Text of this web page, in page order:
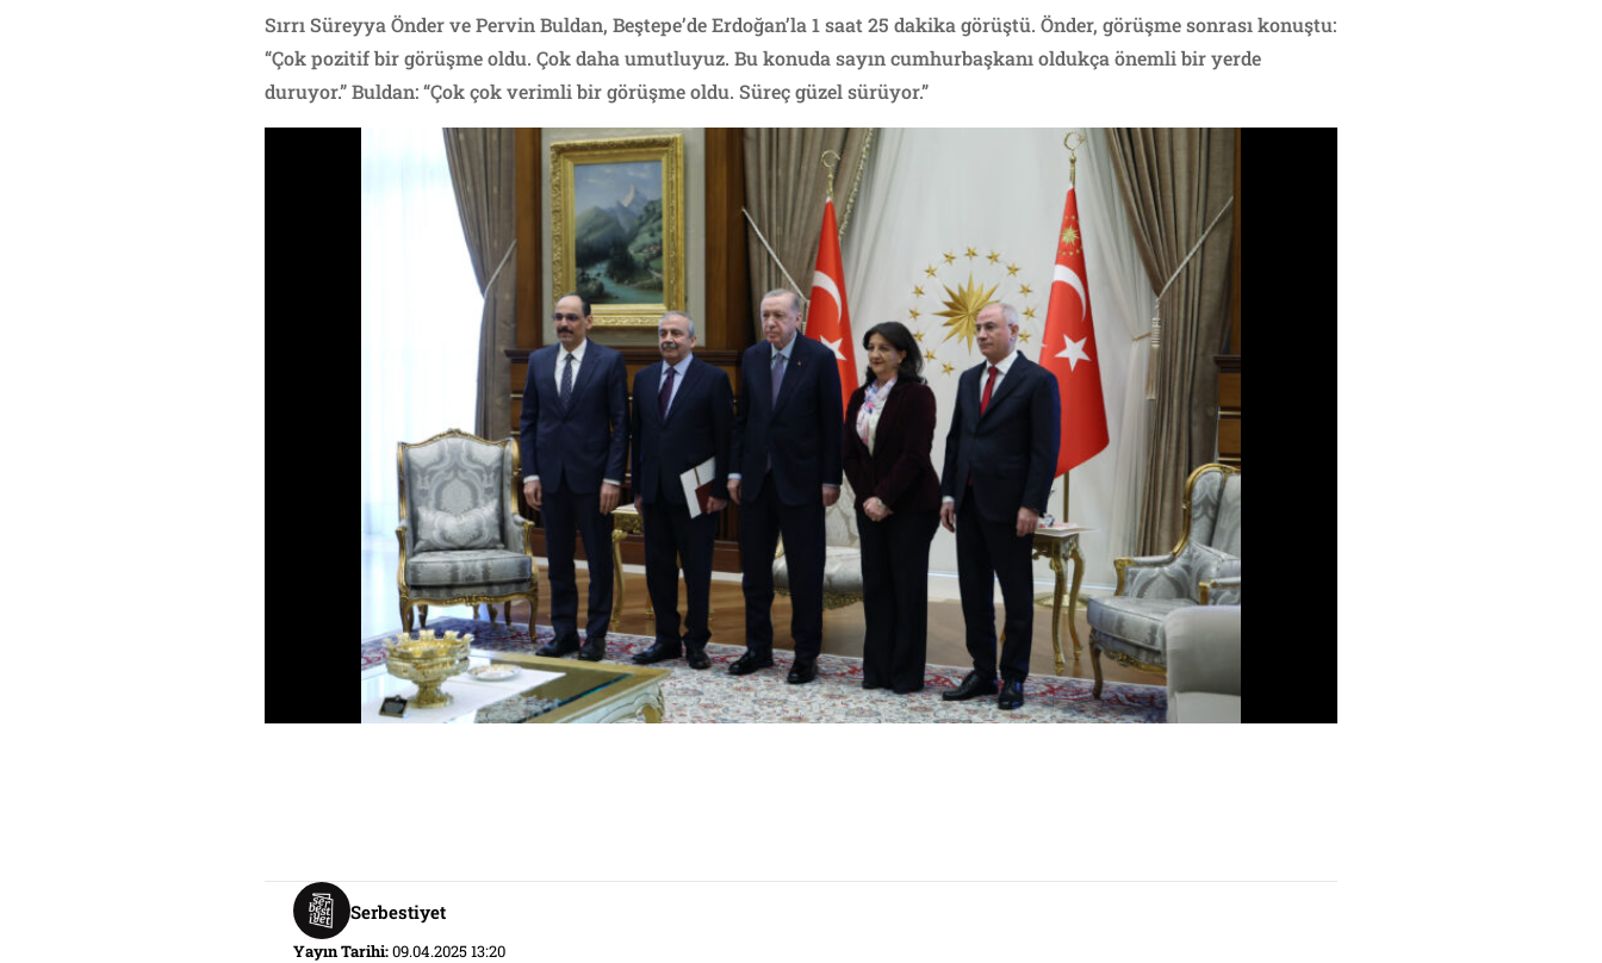
Sırrı Süreyya Önder ve Pervin Buldan, Beştepe’de Erdoğan’la 1 saat 25 dakika görüştü. Önder, görüşme sonrası konuştu:
“Çok pozitif bir görüşme oldu. Çok daha umutluyuz. Bu konuda sayın cumhurbaşkanı oldukça önemli bir yerde
duruyor.” Buldan: “Çok çok verimli bir görüşme oldu. Süreç güzel sürüyor.”
Serbestiyet
Yayın Tarihi:09.04.2025 13:20